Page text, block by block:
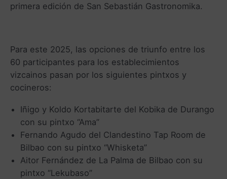
primera edición de San Sebastián Gastronomika.
Para este 2025, las opciones de triunfo entre los
60 participantes para los establecimientos
vizcainos pasan por los siguientes pintxos y
cocineros:
Iñigo y Koldo Kortabitarte del Kobika de Durango
con su pintxo “Ama”
Fernando Agudo del Clandestino Tap Room de
Bilbao con su pintxo “Whisketa”
Aitor Fernández de La Palma de Bilbao con su
pintxo “Lekubaso”